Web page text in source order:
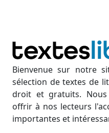
Bienvenue sur notre
sélection de textes de
droit et gratuits.
offrir à nos lecteurs
importantes et